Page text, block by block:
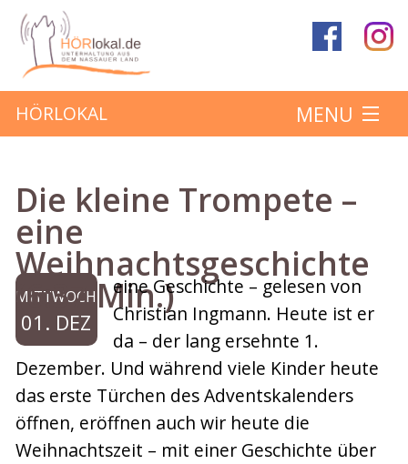
HÖRLOKAL MENU
Hörbeiträge
Über das Projekt
Mitmachen
Kontakt
Die kleine Trompete –
eine
Weihnachtsgeschichte
(6:37 Min.)
MITTWOCH
01. DEZ
eine Geschichte – gelesen von
Christian Ingmann. Heute ist er
da – der lang ersehnte 1.
Dezember. Und während viele Kinder heute
das erste Türchen des Adventskalenders
öffnen, eröffnen auch wir heute die
Weihnachtszeit – mit einer Geschichte über